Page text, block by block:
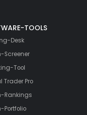
TOOLS
Desk
Screener
Tool
Trader Pro
Rankings
Portfolio